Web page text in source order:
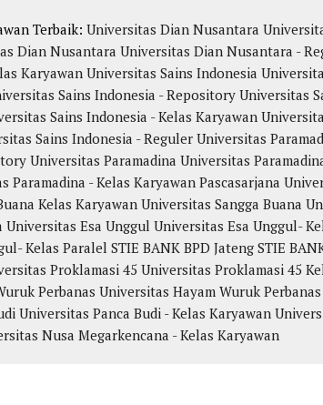
Terbaik: Universitas Dian Nusantara
Dian Nusantara Universitas Dian Nusantara -
Karyawan Universitas Sains Indonesia
Sains Indonesia - Repository Universitas
Sains Indonesia - Kelas Karyawan
Sains Indonesia - Reguler Universitas
Universitas Paramadina Universitas
Paramadina - Kelas Karyawan Pascasarjana
Kelas Karyawan Universitas Sangga Buana
Universitas Esa Unggul Universitas Esa Unggul-
Kelas Paralel STIE BANK BPD Jateng STIE
Proklamasi 45 Universitas Proklamasi 45
Perbanas Universitas Hayam Wuruk
Universitas Panca Budi - Kelas Karyawan
Nusa Megarkencana - Kelas Karyawan